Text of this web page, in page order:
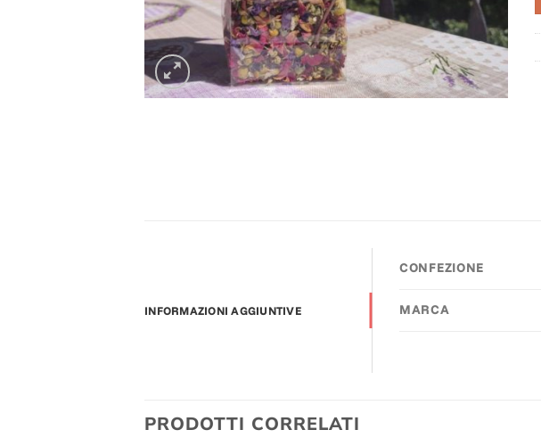
INFORMAZIONI AGGIUNTIVE
CONFEZIONE
MARCA
PRODOTTI CORRELATI